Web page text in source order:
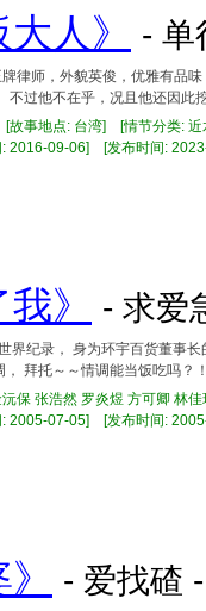
人》 -
律师，外貌英俊，优雅有
过他不在乎，况且他还因
故事地点: 台湾] [情节分类: 近
: 2016-09-06] [发布时间:
》 - 求爱
世界纪录， 身为环宇百货董
拜托～～情调能当饭吃吗？
沅保 张浩然 罗炎煜 方可卿
: 2005-07-05] [发布时间:
- 爱找碴